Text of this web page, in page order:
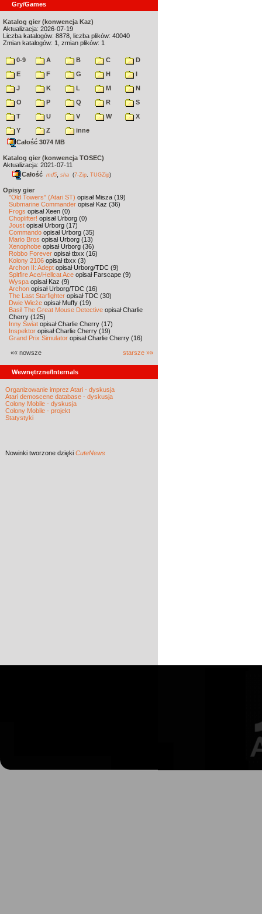
Gry/Games
Katalog gier (konwencja Kaz)
Aktualizacja: 2026-07-19
Liczba katalogów: 8878, liczba plików: 40040
Zmian katalogów: 1, zmian plików: 1
0-9 A B C
D
E
F G H
I
J
K L M
N
O
P Q R
S
T
U V W
X
Y
Z
inne
Całość 3074 MB
Katalog gier (konwencja TOSEC)
Aktualizacja: 2021-07-11
Całość md5 sha (7-Zip TUGZip)
Opisy gier
"Old Towers" (Atari ST) opisał Misza (19)
Submarine Commander opisał Kaz (36)
Frogs opisał Xeen (0)
Choplifter! opisał Urborg (0)
Joust opisał Urborg (17)
Commando opisał Urborg (35)
Mario Bros opisał Urborg (13)
Xenophobe opisał Urborg (36)
Robbo Forever opisał tbxx (16)
Kolony 2106 opisał tbxx (3)
Archon II: Adept opisał Urborg/TDC (9)
Spitfire Ace/Hellcat Ace opisał Farscape (9)
Wyspa opisał Kaz (9)
Archon opisał Urborg/TDC (16)
The Last Starfighter opisał TDC (30)
Dwie Wieże opisał Muffy (19)
Basil The Great Mouse Detective opisał Charlie
Cherry (125)
Inny Świat opisał Charlie Cherry (17)
Inspektor opisał Charlie Cherry (19)
Grand Prix Simulator opisał Charlie Cherry (16)
«« nowsze starsze »»
Wewnętrzne/Internals
Organizowanie imprez Atari - dyskusja
Atari demoscene database - dyskusja
Colony Mobile - dyskusja
Colony Mobile - projekt
Statystyki
Nowinki tworzone dzięki CuteNews